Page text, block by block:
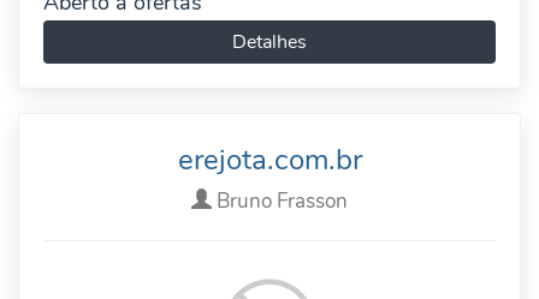
Detalhes
erejota.com.br
Bruno Frasson